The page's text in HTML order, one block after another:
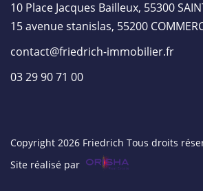
10 Place Jacques Bailleux, 55300
15 avenue stanislas, 55200
contact@friedrich-immobilier.fr
03 29 90 71 00
Copyright 2026 Friedrich Tous droits
Site réalisé par